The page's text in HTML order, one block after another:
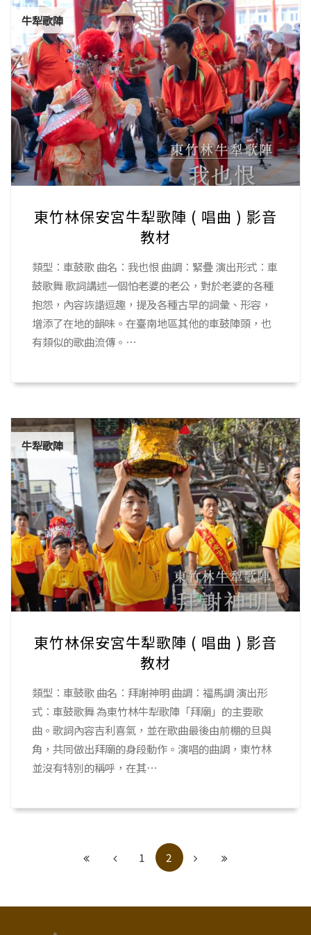
牛犁歌陣
東竹林保安宮牛犁歌陣 ( 唱曲 ) 影音
教材
類型：車鼓歌 曲名：我也恨 曲調：緊疊 演出形式：車
鼓歌舞 歌詞講述一個怕老婆的老公，對於老婆的各種
抱怨，內容詼諧逗趣，提及各種古早的詞彙、形容，
增添了在地的韻味。在臺南地區其他的車鼓陣頭，也
有類似的歌曲流傳。⋯
牛犁歌陣
東竹林保安宮牛犁歌陣 ( 唱曲 ) 影音
教材
類型：車鼓歌 曲名：拜謝神明 曲調：福馬調 演出形
式：車鼓歌舞 為東竹林牛犁歌陣「拜廟」的主要歌
曲。歌詞內容吉利喜氣，並在歌曲最後由前棚的旦與
角，共同做出拜廟的身段動作。演唱的曲調，東竹林
並沒有特別的稱呼，在其⋯
1 2